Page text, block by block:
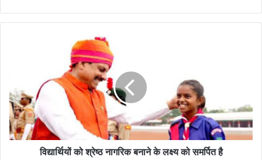
विद्यार्थियों को श्रेष्ठ नागरिक बनाने के लक्ष्य को समर्पित है